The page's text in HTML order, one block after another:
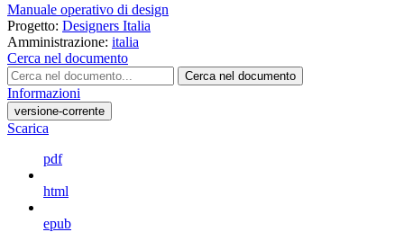
Manuale operativo di design
Progetto: Designers Italia
Amministrazione: italia
Cerca nel documento
Cerca nel documento
Informazioni
versione-corrente
Scarica
pdf
html
epub